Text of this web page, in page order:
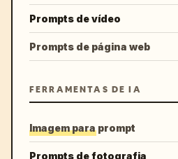
Prompts de vídeo
Prompts de página web
FERRAMENTAS DE IA
Imagem para prompt
Prompts de fotografia